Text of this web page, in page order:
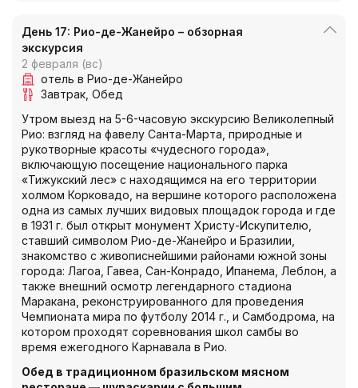
День 17: Рио-де-Жанейро – обзорная
экскурсия
2 февраля (вс)
отель в Рио-де-Жанейро
Завтрак Обед
Утром выезд на 5-6-часовую экскурсию Великолепный
Рио: взгляд на фавелу Санта-Марта, природные и
рукотворные красоты «чудесного города»,
включающую посещение национального парка
«Тижукский лес» с находящимся на его территории
холмом Корковадо, на вершине которого расположена
одна из самых лучших видовых площадок города и где
в 1931 г. был открыт монумент Христу-Искупителю,
ставший символом Рио-де-Жанейро и Бразилии,
знакомство с живописнейшими районами южной зоны
города: Лагоа, Гавеа, Сан-Конрадо, Ипанема, Леблон, а
также внешний осмотр легендарного стадиона
Маракана, реконструированного для проведения
Чемпионата мира по футболу 2014 г., и Самбодрома, на
котором проходят соревнования школ самбы во
время ежегодного Карнавала в Рио.
Обед в традиционном бразильском мясном